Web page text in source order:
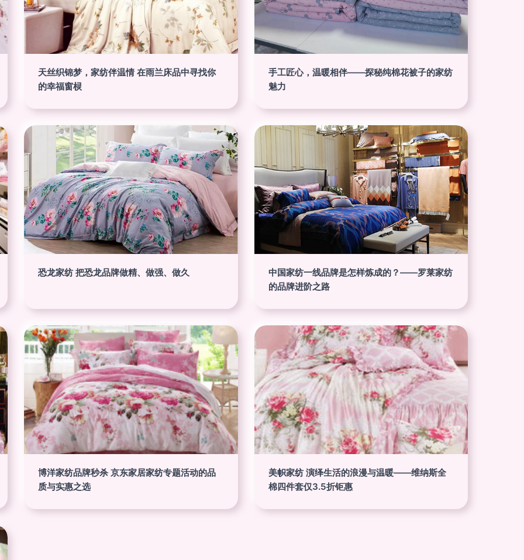
天丝织锦梦，家纺伴温情 在雨兰床品中寻找你
的幸福窗棂
手工匠心，温暖相伴——探秘纯棉花被子的家纺
魅力
恐龙家纺 把恐龙品牌做精、做强、做久
中国家纺一线品牌是怎样炼成的？——罗莱家纺
的品牌进阶之路
博洋家纺品牌秒杀 京东家居家纺专题活动的品
质与实惠之选
美帜家纺 演绎生活的浪漫与温暖——维纳斯全
棉四件套仅3.5折钜惠